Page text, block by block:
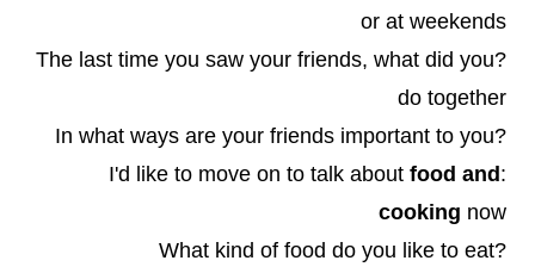
or at weekends
?The last time you saw your friends, what did you
do together
?In what ways are your friends important to you
:I'd like to move on to talk about
food and
cooking now
?What kind of food do you like to eat